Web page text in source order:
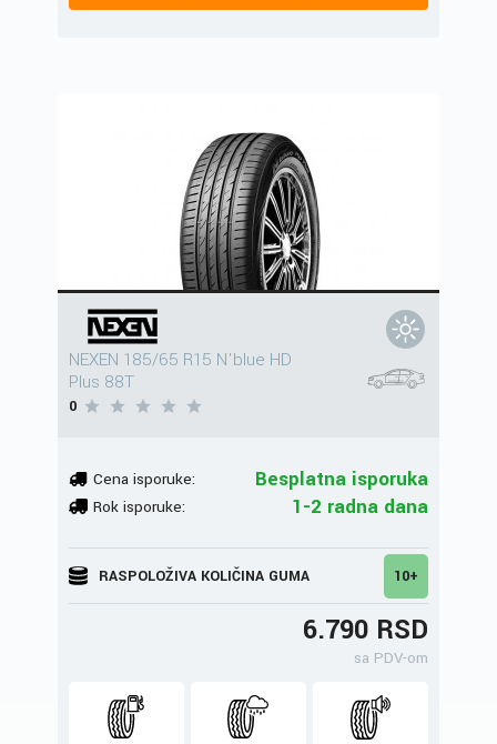
NEXEN 185/65 R15 N'blue HD
Plus 88T
0
Cena isporuke: Besplatna isporuka
Rok isporuke: 1-2 radna dana
RASPOLOŽIVA KOLIČINA GUMA 10+
6.790 RSD
sa PDV-om